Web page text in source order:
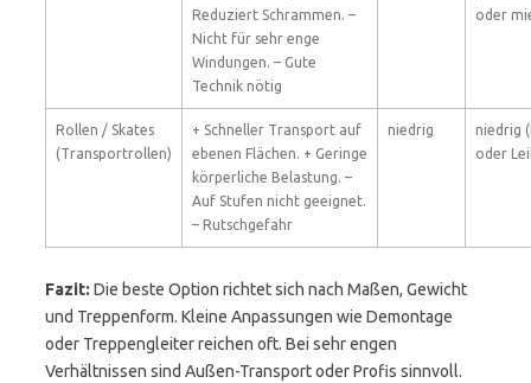
Reduziert Schrammen. –
Nicht für sehr enge
Windungen. – Gute
Technik nötig
oder
Rollen / Skates
(Transportrollen)
+ Schneller Transport auf
ebenen Flächen. + Geringe
körperliche Belastung. –
Auf Stufen nicht geeignet.
– Rutschgefahr
niedrig
niedrig
oder
Fazit: Die beste Option richtet sich nach Maßen, Gewicht
und Treppenform. Kleine Anpassungen wie Demontage
oder Treppengleiter reichen oft. Bei sehr engen
Verhältnissen sind Außen-Transport oder Profis sinnvoll.